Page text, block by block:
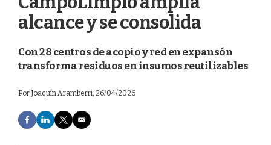
alcance y se consolida
Con 28 centros de acopio y red en expansón
transforma residuos en insumos reutilizables
PorJoaquín Aramberri, 26/04/2026
F
a
L
i
T
w
E
m